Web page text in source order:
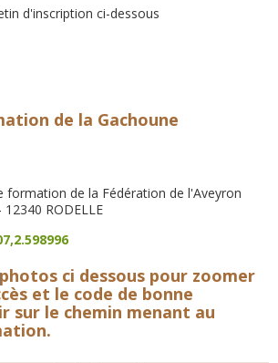
d'inscription ci-dessous
de la Gachoune
formation de la Fédération de l'Aveyron
RODELLE
ci dessous pour zoomer
et le code de bonne
sur le chemin menant au